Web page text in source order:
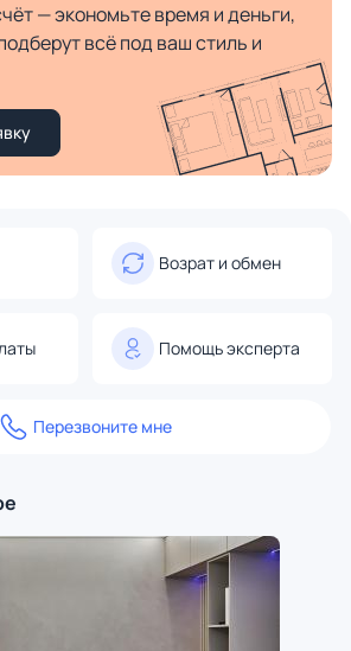
— экономьте время и деньги,
всё под ваш стиль и
Возрат и обмен
Помощь эксперта
Перезвоните мне